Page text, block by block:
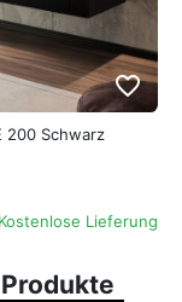
favorite_border
200 Schwarz
Kostenlose Lieferung